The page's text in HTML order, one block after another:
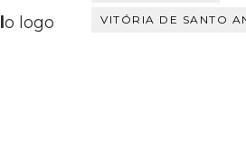
o logo
VITÓRIA DE SANTO